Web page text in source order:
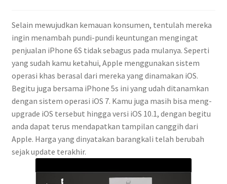
Selain mewujudkan kemauan konsumen, tentulah mereka
ingin menambah pundi-pundi keuntungan mengingat
penjualan iPhone 6S tidak sebagus pada mulanya. Seperti
yang sudah kamu ketahui, Apple menggunakan sistem
operasi khas berasal dari mereka yang dinamakan iOS.
Begitu juga bersama iPhone 5s ini yang udah ditanamkan
dengan sistem operasi iOS 7. Kamu juga masih bisa meng-
upgrade iOS tersebut hingga versi iOS 10.1, dengan begitu
anda dapat terus mendapatkan tampilan canggih dari
Apple. Harga yang dinyatakan barangkali telah berubah
sejak update terakhir.